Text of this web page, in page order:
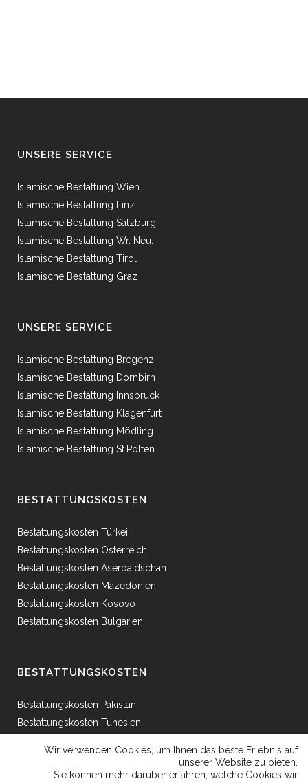
UNSERE SERVICE
Islamische Bestattung Wien
Islamische Bestattung Linz
Islamische Bestattung Salzburg
Islamische Bestattung Wr. Neu.
Islamische Bestattung Tirol
Islamische Bestattung Graz
UNSERE SERVICE
Islamische Bestattung Bregenz
Islamische Bestattung Dornbirn
Islamische Bestattung Innsbruck
Islamische Bestattung Klagenfurt
Islamische Bestattung Mödling
Islamische Bestattung St.Pölten
BESTATTUNGSKOSTEN
Bestattungskosten Türkei
Bestattungskosten Österreich
Bestattungskosten Aserbaidschan
Bestattungskosten Mazedonien
Bestattungskosten Kosovo
Bestattungskosten Bulgarien
BESTATTUNGSKOSTEN
Bestattungskosten Pakistan
Bestattungskosten Tunesien
Bestattungskosten Griechenland
Bestattungskosten Bosnien
Wir verwenden Cookies, um Ihnen das beste Erlebnis auf
unserer Website zu bieten.
Sie können mehr darüber erfahren, welche Cookies wir